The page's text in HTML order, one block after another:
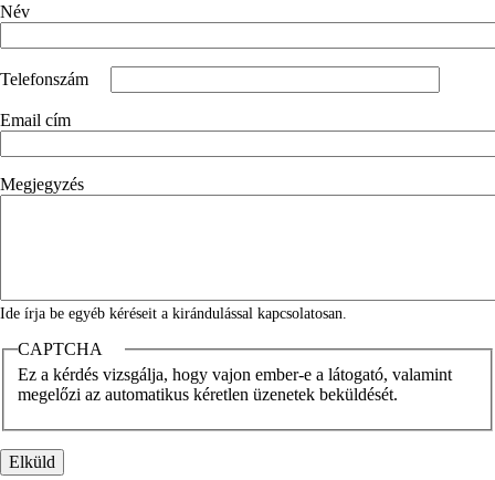
Név
Telefonszám
Email cím
Megjegyzés
Ide írja be egyéb kéréseit a kirándulással kapcsolatosan.
CAPTCHA
Ez a kérdés vizsgálja, hogy vajon ember-e a látogató, valamint
megelőzi az automatikus kéretlen üzenetek beküldését.